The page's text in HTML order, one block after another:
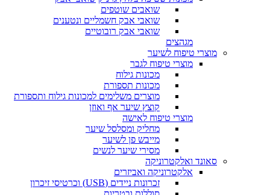
שואבים שוטפים
שואבי אבק חשמליים ונטענים
שואבי אבק רובוטיים
מגהצים
מוצרי טיפוח לשיער
מוצרי טיפוח לגבר
מכונות גילוח
מכונות תספורת
מוצרים משלימים למכונות גילוח ותספורת
קוצץ שיער אף ואוזן
מוצרי טיפוח לאישה
מחליק ומסלסל שיער
מייבש פן לשיער
מסירי שיער לנשים
סאונד ואלקטרוניקה
אלקטרוניקה ואביזרים
זכרונות ניידים (USB) וכרטיסי זיכרון